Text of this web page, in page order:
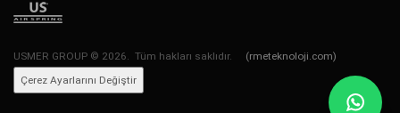
USMER GROUP © 2026. Tüm hakları saklıdır. (rmeteknoloji.com)
Çerez Ayarlarını Değiştir